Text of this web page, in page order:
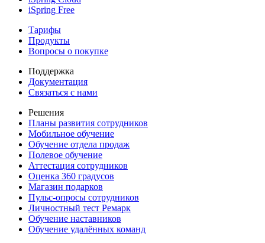
iSpring Free
Тарифы
Продукты
Вопросы о покупке
Поддержка
Документация
Связаться с нами
Решения
Планы развития сотрудников
Мобильное обучение
Обучение отдела продаж
Полевое обучение
Аттестация сотрудников
Оценка 360 градусов
Магазин подарков
Пульс-опросы сотрудников
Личностный тест Ремарк
Обучение наставников
Обучение удалённых команд